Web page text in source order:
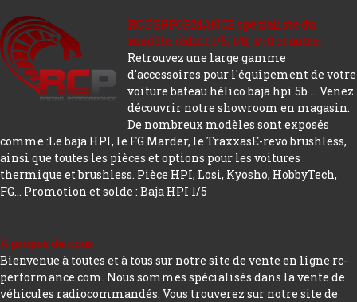
RC PERFORMANCE spécialiste du
modèle réduit 1/5, 1/8, 1/10 et autre.
Retrouvez une large gamme
d'accessoires pour l'équipement de votre
voiture bateau hélico baja hpi 5b ... Venez
découvrir notre showroom en magasin.
De nombreux modèles sont exposés
comme :Le baja HPI, le FG Marder, le TraxxasE-revo brushless,
ainsi que toutes les pièces et options pour les voitures
thermique et brushless. Pièce HPI, Losi, Kyosho, HobbyTech,
FG... Promotion et solde : Baja HPI 1/5
A propos de nous
Bienvenue à toutes et à tous sur notre site de vente en ligne rc-
performance.com. Nous sommes spécialisés dans la vente de
véhicules radiocommandés. Vous trouverez sur notre site de